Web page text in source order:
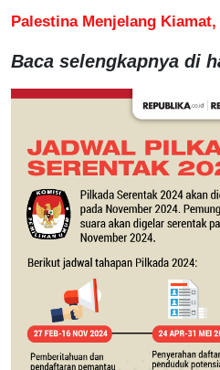
Palestina Menjelang
Baca selengkapnya di